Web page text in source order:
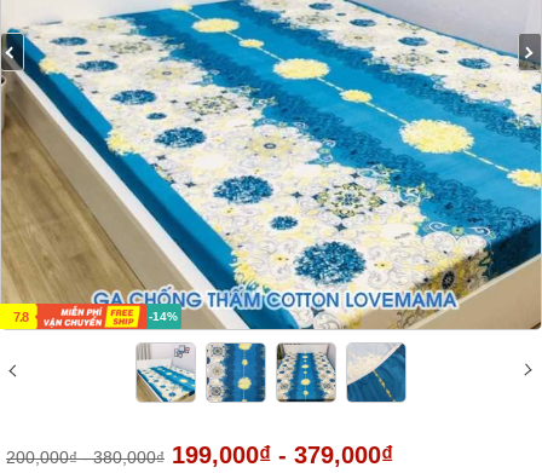
7.8 -14%
200,000₫ - 380,000₫ 199,000₫ - 379,000₫